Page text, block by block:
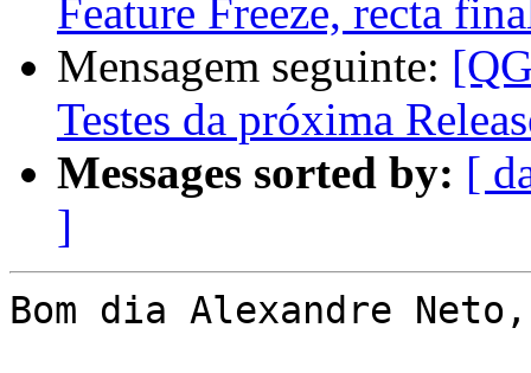
Feature Freeze, recta
Mensagem seguinte:
Testes da próxima
Messages sorted by: [
]
Bom dia Alexandre Neto,